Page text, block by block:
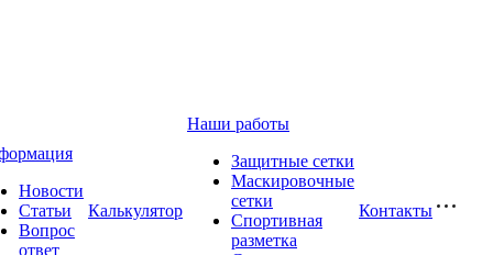
Новости
Статьи
Вопрос
ответ
Калькулятор
Наши работы
Защитные сетки
Маскировочные
сетки
Спортивная
разметка
Контакты